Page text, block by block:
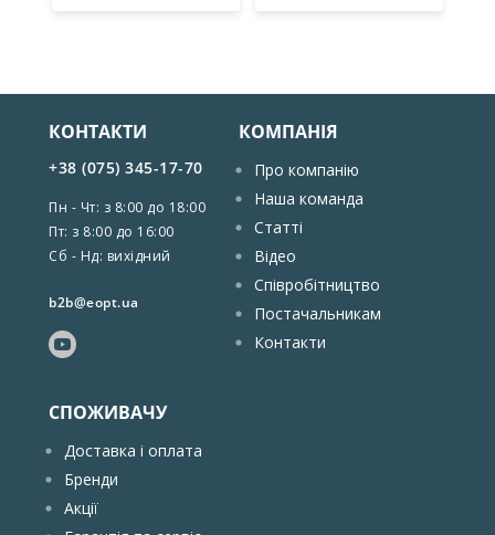
КОНТАКТИ
+38 (075) 345-17-70
Пн - Чт: з 8:00 до 18:00
Пт: з 8:00 до 16:00
Сб - Нд: вихідний
b2b@eopt.ua
КОМПАНІЯ
Про компанію
Наша команда
Статті
Відео
Співробітництво
Постачальникам
Контакти
СПОЖИВАЧУ
Доставка і оплата
Бренди
Акції